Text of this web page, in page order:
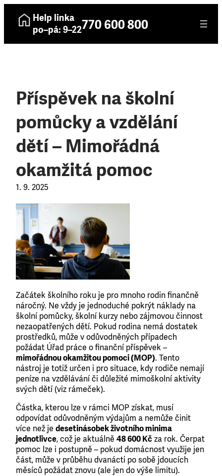
Help linka
po–pá: 9–22770 600 800
Příspěvek na školní
pomůcky a vzdělání
dětí – Mimořádná
okamžitá pomoc
1. 9. 2025
Začátek školního roku je pro mnoho rodin finančně
náročný. Ne vždy je jednoduché pokrýt náklady na
školní pomůcky, školní kurzy nebo zájmovou činnost
nezaopatřených dětí. Pokud rodina nemá dostatek
prostředků, může v odůvodněných případech
požádat Úřad práce o finanční příspěvek –
mimořádnou okamžitou pomoci (MOP). Tento
nástroj je totiž určen i pro situace, kdy rodiče nemají
peníze na vzdělávání či důležité mimoškolní aktivity
svých dětí (viz rámeček).
Částka, kterou lze v rámci MOP získat, musí
odpovídat odůvodněným výdajům a nemůže činit
více než je desetinásobek životního minima
jednotlivce, což je aktuálně 48 600 Kčza rok. Čerpat
pomoc lze i postupně – pokud domácnost využije jen
část, může v průběhu dvanácti po sobě jdoucích
měsíců požádat znovu (ale jen do výše limitu).